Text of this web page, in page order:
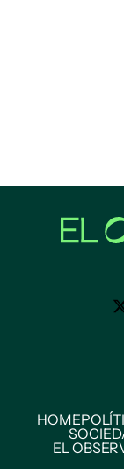
HOME
EL